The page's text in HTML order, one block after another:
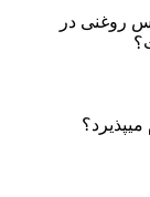
روغنی در